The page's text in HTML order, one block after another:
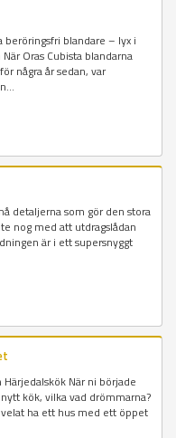
beröringsfri blandare – lyx i
Oras Cubista blandarna
några år sedan, var
detaljerna som gör den stora
nog med att utdragslådan
är i ett supersnyggt
Härjedalskök När ni började
kök, vilka vad drömmarna?
ha ett hus med ett öppet